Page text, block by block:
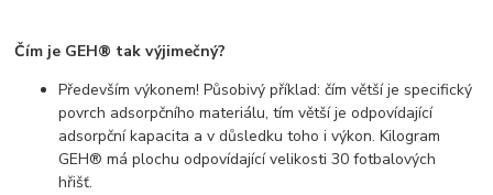
Čím je GEH® tak výjimečný?
Především výkonem! Působivý příklad: čím větší je specifický
povrch adsorpčního materiálu, tím větší je odpovídající
adsorpční kapacita a v důsledku toho i výkon. Kilogram
GEH® má plochu odpovídající velikosti 30 fotbalových
hřišť.